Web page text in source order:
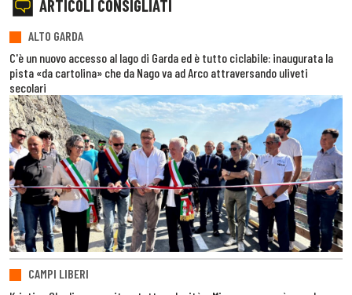
ARTICOLI CONSIGLIATI
ALTO GARDA
C'è un nuovo accesso al lago di Garda ed è tutto ciclabile: inaugurata la
pista «da cartolina» che da Nago va ad Arco attraversando uliveti
secolari
CAMPI LIBERI